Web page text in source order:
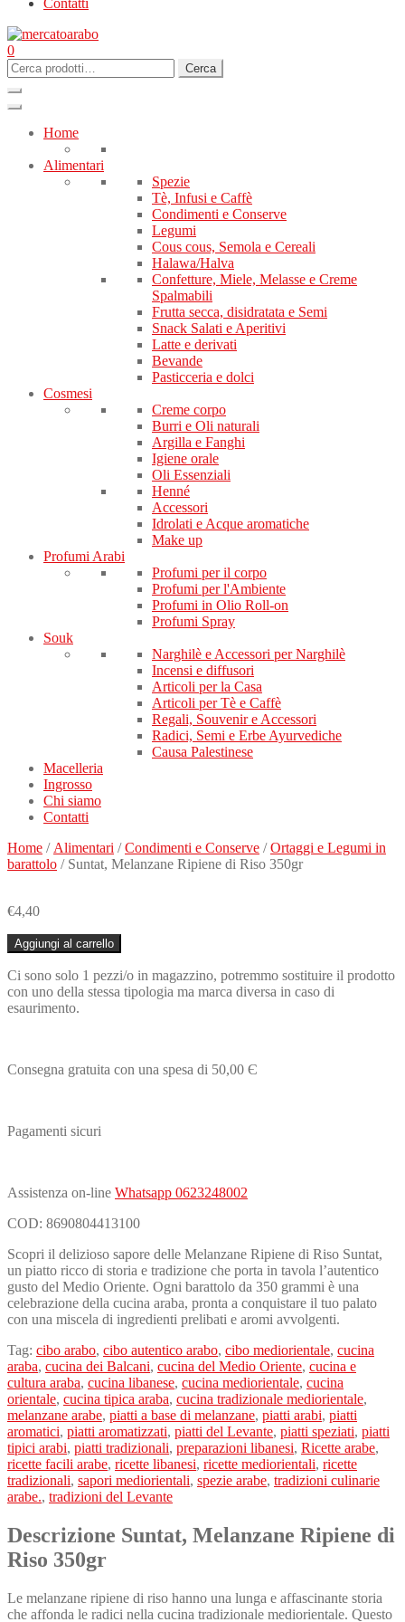
Contatti
0
Cerca:
Cerca
Home
Alimentari
Spezie
Tè, Infusi e Caffè
Condimenti e Conserve
Legumi
Cous cous, Semola e Cereali
Halawa/Halva
Confetture, Miele, Melasse e Creme
Spalmabili
Frutta secca, disidratata e Semi
Snack Salati e Aperitivi
Latte e derivati
Bevande
Pasticceria e dolci
Cosmesi
Creme corpo
Burri e Oli naturali
Argilla e Fanghi
Igiene orale
Oli Essenziali
Henné
Accessori
Idrolati e Acque aromatiche
Make up
Profumi Arabi
Profumi per il corpo
Profumi per l'Ambiente
Profumi in Olio Roll-on
Profumi Spray
Souk
Narghilè e Accessori per Narghilè
Incensi e diffusori
Articoli per la Casa
Articoli per Tè e Caffè
Regali, Souvenir e Accessori
Radici, Semi e Erbe Ayurvediche
Causa Palestinese
Macelleria
Ingrosso
Chi siamo
Contatti
Home / Alimentari /Condimenti e Conserve /Ortaggi e Legumi in
barattolo / Suntat, Melanzane Ripiene di Riso 350gr
€4,40
Suntat,
Melanzane
Ripiene
di
Riso
Aggiungi al carrello
Ci sono solo 1 pezzi/o in magazzino, potremmo sostituire il prodotto
con uno della stessa tipologia ma marca diversa in caso di
esaurimento.
Consegna gratuita con una spesa di 50,00 Є
Pagamenti sicuri
Assistenza on-line Whatsapp 0623248002
COD: 8690804413100
Scopri il delizioso sapore delle Melanzane Ripiene di Riso Suntat,
un piatto ricco di storia e tradizione che porta in tavola l’autentico
gusto del Medio Oriente. Ogni barattolo da 350 grammi è una
celebrazione della cucina araba, pronta a conquistare il tuo palato
con una miscela di ingredienti prelibati e aromi avvolgenti.
Tag: cibo arabo, cibo autentico arabo, cibo mediorientale, cucina
araba, cucina dei Balcani, cucina del Medio Oriente, cucina e
cultura araba, cucina libanese, cucina mediorientale, cucina
orientale, cucina tipica araba, cucina tradizionale mediorientale,
melanzane arabe, piatti a base di melanzane, piatti arabi, piatti
aromatici, piatti aromatizzati, piatti del Levante, piatti speziati, piatti
tipici arabi, piatti tradizionali, preparazioni libanesi, Ricette arabe,
ricette facili arabe, ricette libanesi, ricette mediorientali, ricette
tradizionali, sapori mediorientali, spezie arabe, tradizioni culinarie
arabe., tradizioni del Levante
Descrizione Suntat, Melanzane Ripiene di
Riso 350gr
Le melanzane ripiene di riso hanno una lunga e affascinante storia
che affonda le radici nella cucina tradizionale mediorientale. Questo